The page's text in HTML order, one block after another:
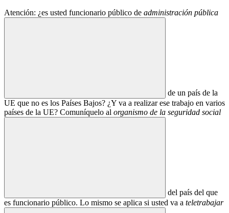
Atención: ¿es usted funcionario público de administración pública
de un país de la
UE que no es los Países Bajos? ¿Y va a realizar ese trabajo en varios
países de la UE? Comuníquelo al organismo de la seguridad social
del país del que
es funcionario público. Lo mismo se aplica si usted va a teletrabajar